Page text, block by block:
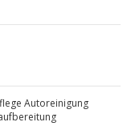
Autoreinigung